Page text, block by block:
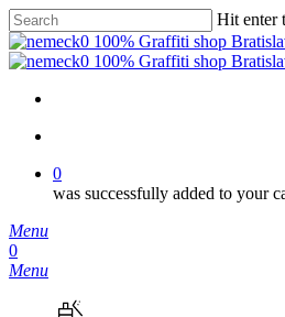
Skip
to
main
Hit enter
Close
Search
0
was successfully added to your
Menu
search
0
Menu